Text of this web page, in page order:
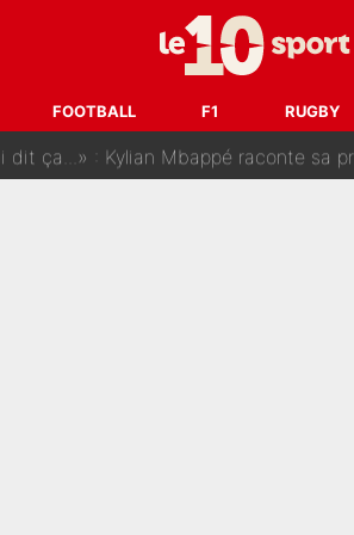
FOOTBALL F1 RUGBY
les inséparables Kylian Mbappé et
ses vacances, la star du XV de
ça...» : Kylian Mbappé raconte sa